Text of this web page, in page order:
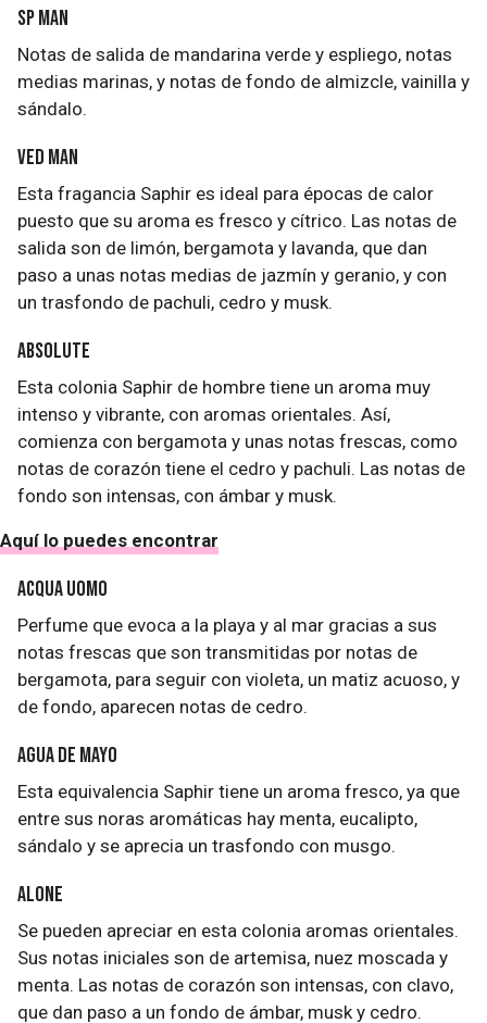
SP Man
Notas de salida de mandarina verde y espliego, notas
medias marinas, y notas de fondo de almizcle, vainilla y
sándalo.
Ved Man
Esta fragancia Saphir es ideal para épocas de calor
puesto que su aroma es fresco y cítrico. Las notas de
salida son de limón, bergamota y lavanda, que dan
paso a unas notas medias de jazmín y geranio, y con
un trasfondo de pachuli, cedro y musk.
Absolute
Esta colonia Saphir de hombre tiene un aroma muy
intenso y vibrante, con aromas orientales. Así,
comienza con bergamota y unas notas frescas, como
notas de corazón tiene el cedro y pachuli. Las notas de
fondo son intensas, con ámbar y musk.
Aquí lo puedes encontrar
Acqua Uomo
Perfume que evoca a la playa y al mar gracias a sus
notas frescas que son transmitidas por notas de
bergamota, para seguir con violeta, un matiz acuoso, y
de fondo, aparecen notas de cedro.
Agua de Mayo
Esta equivalencia Saphir tiene un aroma fresco, ya que
entre sus noras aromáticas hay menta, eucalipto,
sándalo y se aprecia un trasfondo con musgo.
Alone
Se pueden apreciar en esta colonia aromas orientales.
Sus notas iniciales son de artemisa, nuez moscada y
menta. Las notas de corazón son intensas, con clavo,
que dan paso a un fondo de ámbar, musk y cedro.